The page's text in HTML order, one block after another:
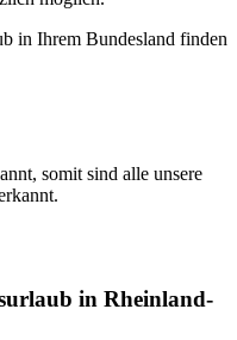
in Ihrem Bundesland finden
somit sind alle unsere
in Rheinland-